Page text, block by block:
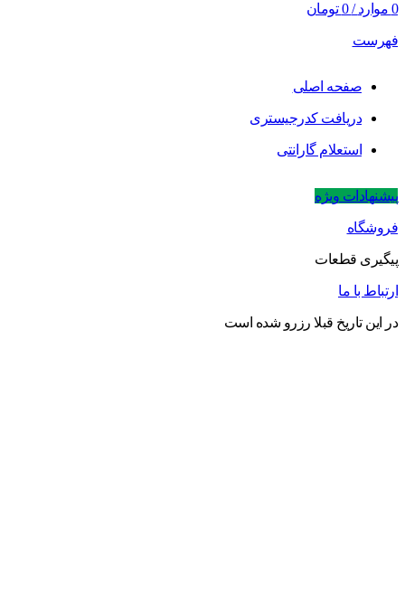
0 موارد /
0 تومان
فهرست
صفحه اصلی
دریافت کدرجیستری
استعلام گارانتی
پیشنهادات ویژه
فروشگاه
پیگیری قطعات
ارتباط با ما
در این تاریخ قبلا رزرو شده است